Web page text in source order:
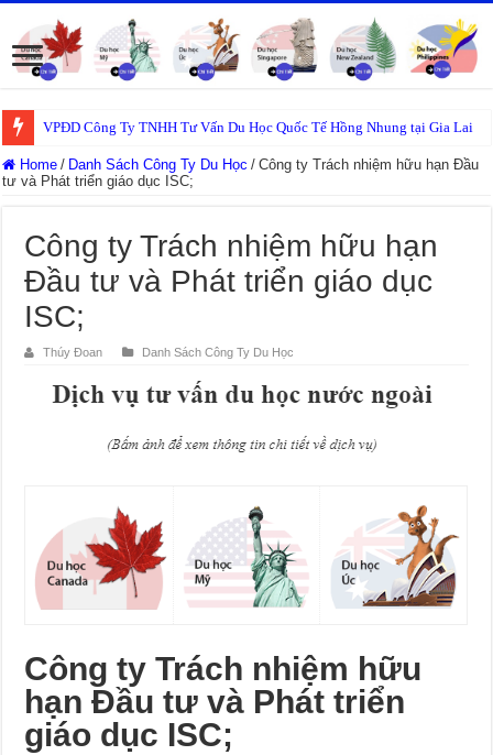
VPĐD Công Ty TNHH Tư Vấn Du Học Quốc Tế Hồng Nhung tại Gia Lai
Home / Danh Sách Công Ty Du Học / Công ty Trách nhiệm hữu hạn Đầu
tư và Phát triển giáo dục ISC;
Công ty Trách nhiệm hữu hạn
Đầu tư và Phát triển giáo dục
ISC;
Thúy Đoan Danh Sách Công Ty Du Học
Công ty Trách nhiệm hữu
hạn Đầu tư và Phát triển
giáo dục ISC;